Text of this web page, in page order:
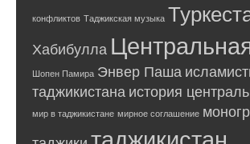
конфликтов Таджикская музыка
Хабибулла
Шопен Памира Энвер Паша
таджикистана история
мир в таджикистане мирное соглашение